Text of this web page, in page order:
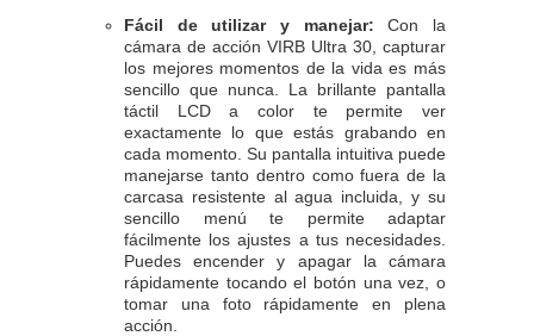
Fácil de utilizar y manejar:Con la
cámara de acción VIRB Ultra 30, capturar
los mejores momentos de la vida es más
sencillo que nunca. La brillante pantalla
táctil LCD a color te permite ver
exactamente lo que estás grabando en
cada momento. Su pantalla intuitiva puede
manejarse tanto dentro como fuera de la
carcasa resistente al agua incluida, y su
sencillo menú te permite adaptar
fácilmente los ajustes a tus necesidades.
Puedes encender y apagar la cámara
rápidamente tocando el botón una vez, o
tomar una foto rápidamente en plena
acción.